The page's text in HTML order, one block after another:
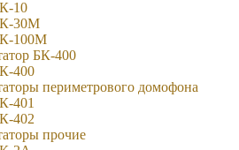
10
30М
100М
БК-400
400
периметрового домофона
401
402
прочие